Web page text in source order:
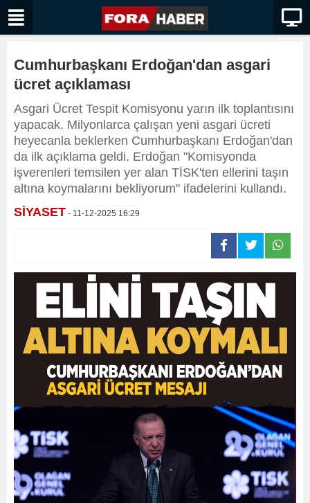
Cumhurbaşkanı Erdoğan'dan asgari
ücret açıklaması
Asgari Ücret Tespit Komisyonu yarın ilk toplantısını
yapacak. Milyonlarca çalışan yeni asgari ücreti
heyecanla beklerken Cumhurbaşkanı Erdoğan'dan
da ilk açıklama geldi. Erdoğan "Komisyonda
işverenleri temsilen yer alan TİSK'ten ellerini taşın
altına koymalarını bekliyorum" ifadelerini kullandı.
SİYASET - 11-12-2025 16:29